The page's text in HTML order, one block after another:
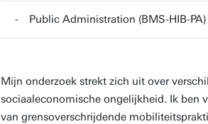
Public Administration (BMS-HIB-PA)
Mijn onderzoek strekt zich uit over
sociaaleconomische ongelijkheid. Ik ben
van grensoverschrijdende